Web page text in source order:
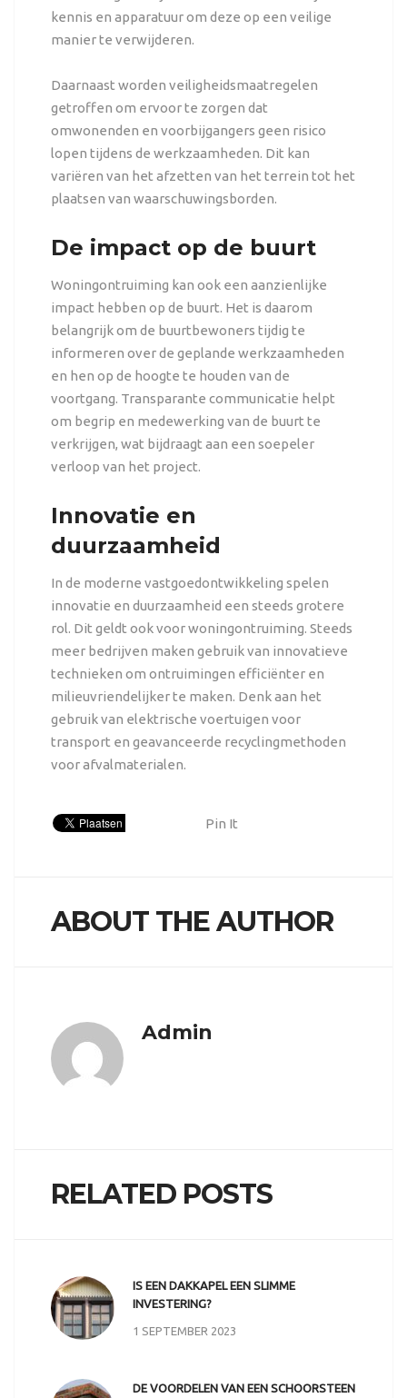
kennis en apparatuur om deze op een veilige
manier te verwijderen.
Daarnaast worden veiligheidsmaatregelen
getroffen om ervoor te zorgen dat
omwonenden en voorbijgangers geen risico
lopen tijdens de werkzaamheden. Dit kan
variëren van het afzetten van het terrein tot het
plaatsen van waarschuwingsborden.
De impact op de buurt
Woningontruiming kan ook een aanzienlijke
impact hebben op de buurt. Het is daarom
belangrijk om de buurtbewoners tijdig te
informeren over de geplande werkzaamheden
en hen op de hoogte te houden van de
voortgang. Transparante communicatie helpt
om begrip en medewerking van de buurt te
verkrijgen, wat bijdraagt aan een soepeler
verloop van het project.
Innovatie en
duurzaamheid
In de moderne vastgoedontwikkeling spelen
innovatie en duurzaamheid een steeds grotere
rol. Dit geldt ook voor woningontruiming. Steeds
meer bedrijven maken gebruik van innovatieve
technieken om ontruimingen efficiënter en
milieuvriendelijker te maken. Denk aan het
gebruik van elektrische voertuigen voor
transport en geavanceerde recyclingmethoden
voor afvalmaterialen.
Pin It
ABOUT THE AUTHOR
Admin
RELATED POSTS
IS EEN DAKKAPEL EEN SLIMME
INVESTERING?
1 SEPTEMBER 2023
DE VOORDELEN VAN EEN SCHOORSTEEN